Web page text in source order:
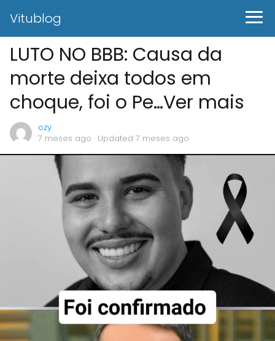
Vitublog
LUTO NO BBB: Causa da
morte deixa todos em
choque, foi o Pe…Ver mais
ozy
7 meses ago · Updated 7 meses ago